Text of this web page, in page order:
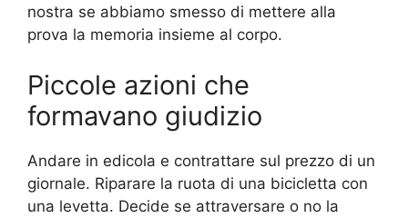
nostra se abbiamo smesso di mettere alla
prova la memoria insieme al corpo.
Piccole azioni che
formavano giudizio
Andare in edicola e contrattare sul prezzo di un
giornale. Riparare la ruota di una bicicletta con
una levetta. Decide se attraversare o no la